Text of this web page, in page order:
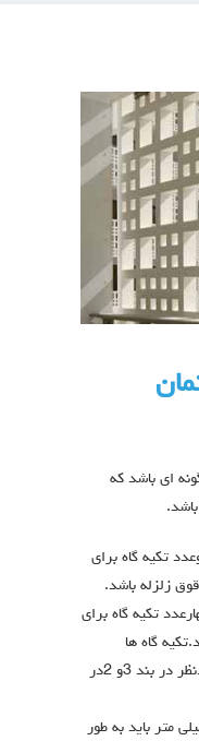
ای باشد که
تکیه گاه برای
زلزله باشد.
تکیه گاه برای
گاه ها
میتوانند به صورت همزمان براي وظیفه موردنظر در بند 3و 2در
نماي پانلی با ضخامت کمتر از50 میلی متر باید به طور